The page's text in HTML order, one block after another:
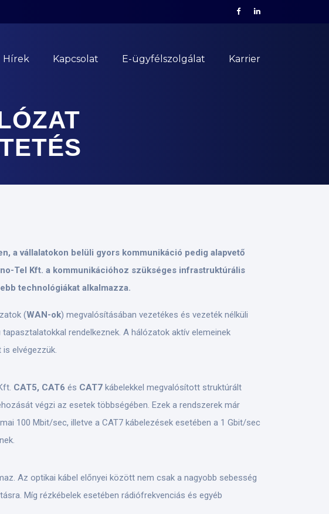
Hírek Kapcsolat E-ügyfélszolgálat Karrier
a vállalatokon belüli gyors kommunikáció pedig alapvető
Tel Kft. a kommunikációhoz szükséges infrastruktúrális
technológiákat alkalmazza.
(WAN-ok) megvalósításában vezetékes és vezeték nélküli
rendelkeznek. A hálózatok aktív elemeinek
elvégezzük.
CAT5, CAT6 és CAT7 kábelekkel megvalósított struktúrált
végzi az esetek többségében. Ezek a rendszerek már
100 Mbit/sec, illetve a CAT7 kábelezések esetében a 1 Gbit/sec
Az optikai kábel előnyei között nem csak a nagyobb sebesség
Míg rézkébelek esetében rádiófrekvenciás és egyéb